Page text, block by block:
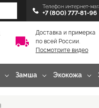
Телефон интернет-
+7 (800) 777-81-96
Доставка и примерка
по всей России.
Посмотрите видео
Замша Экокожа